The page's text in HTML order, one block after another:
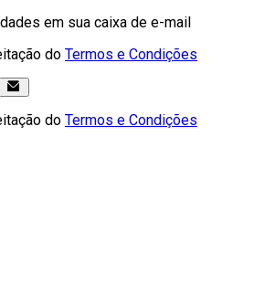
em sua caixa de e-mail
do Termos e Condições
do Termos e Condições